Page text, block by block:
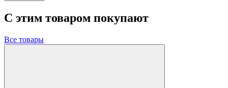
C этим товаром покупают
Все товары